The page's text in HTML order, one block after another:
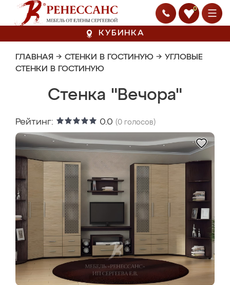
0
КУБИНКА
ГЛАВНАЯ → СТЕНКИ В ГОСТИНУЮ → УГЛОВЫЕ
СТЕНКИ В ГОСТИНУЮ
Стенка "Вечора"
Рейтинг: 0.0 (0 голосов)